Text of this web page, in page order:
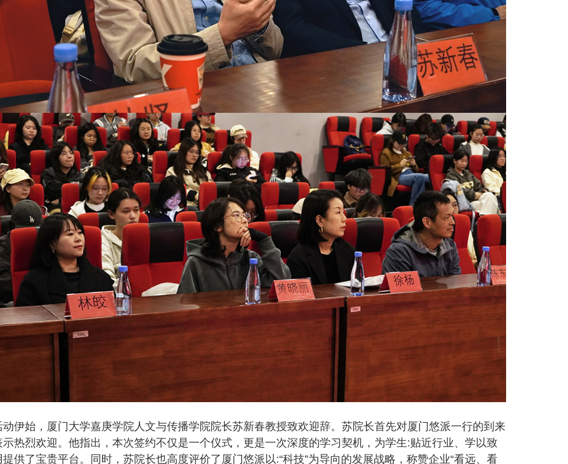
动伊始，厦门大学嘉庚学院人文与传播学院院长苏新春教授致欢迎辞。苏院长首先对厦门悠派一行的到来
示热烈欢迎。他指出，本次签约不仅是一个仪式，更是一次深度的学习契机，为学生:贴近行业、学以致
提供了宝贵平台。同时，苏院长也高度评价了厦门悠派以:“科技”为导向的发展战略，称赞企业“看远、看